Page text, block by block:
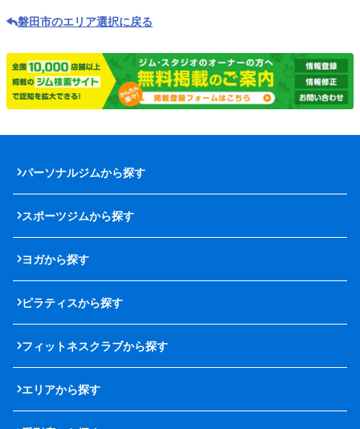
磐田市のエリア選択に戻る
パーソナルジムから探す
スポーツジムから探す
ヨガから探す
ピラティスから探す
フィットネスクラブから探す
エリアから探す